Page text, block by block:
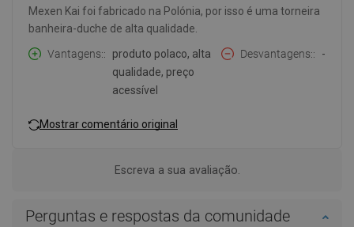
Mexen Kai foi fabricado na Polónia, por isso é uma torneira
banheira-duche de alta qualidade.
Vantagens:
produto polaco, alta
qualidade, preço
acessível
Desvantagens: -
Mostrar comentário original
Escreva a sua avaliação.
Perguntas e respostas da comunidade